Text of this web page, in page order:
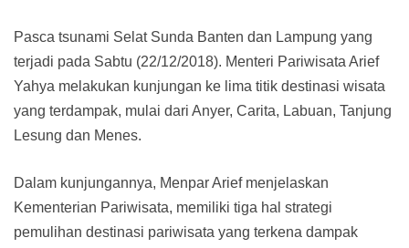
Pasca tsunami Selat Sunda Banten dan Lampung yang
terjadi pada Sabtu (22/12/2018). Menteri Pariwisata Arief
Yahya melakukan kunjungan ke lima titik destinasi wisata
yang terdampak, mulai dari Anyer, Carita, Labuan, Tanjung
Lesung dan Menes.
Dalam kunjungannya, Menpar Arief menjelaskan
Kementerian Pariwisata, memiliki tiga hal strategi
pemulihan destinasi pariwisata yang terkena dampak